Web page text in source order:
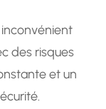
des risques
et un